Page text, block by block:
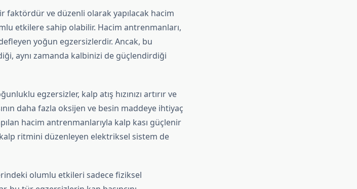
faktördür ve düzenli olarak yapılacak hacim
etkilere sahip olabilir. Hacim antrenmanları,
yoğun egzersizlerdir. Ancak, bu
aynı zamanda kalbinizi de güçlendirdiği
egzersizler, kalp atış hızınızı artırır ve
daha fazla oksijen ve besin maddeye ihtiyaç
hacim antrenmanlarıyla kalp kası güçlenir
ritmini düzenleyen elektriksel sistem de
olumlu etkileri sadece fiziksel